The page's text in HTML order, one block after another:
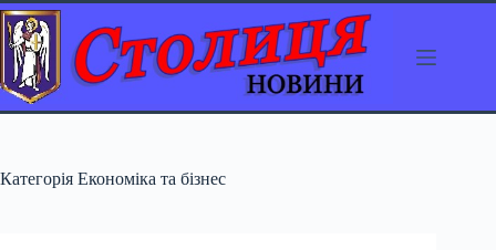
Перейти
до
вмісту
Категорія Економіка та бізнес